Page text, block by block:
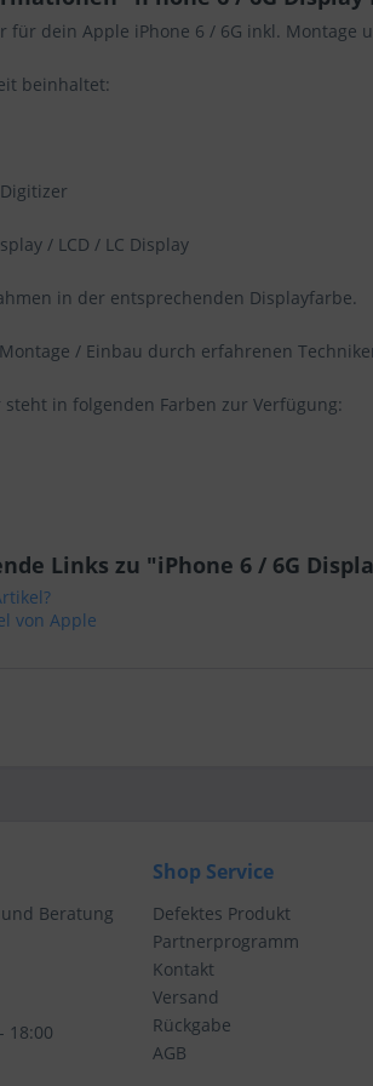
für dein Apple iPhone 6 / 6G inkl.
beinhaltet:
/ LCD / LC Display
in der entsprechenden Displayfarbe.
/ Einbau durch erfahrenen
steht in folgenden Farben zur Verfügung:
Links zu "iPhone 6 / 6G
von Apple
Beratung
18:00
Shop Service
Defektes Produkt
Partnerprogramm
Kontakt
Versand
Rückgabe
AGB